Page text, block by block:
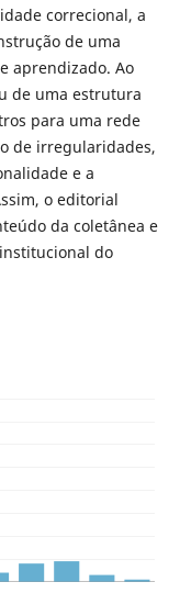
correcional, a
de uma
aprendizado. Ao
de uma estrutura
para uma rede
de irregularidades,
e a
o editorial
da coletânea e
do